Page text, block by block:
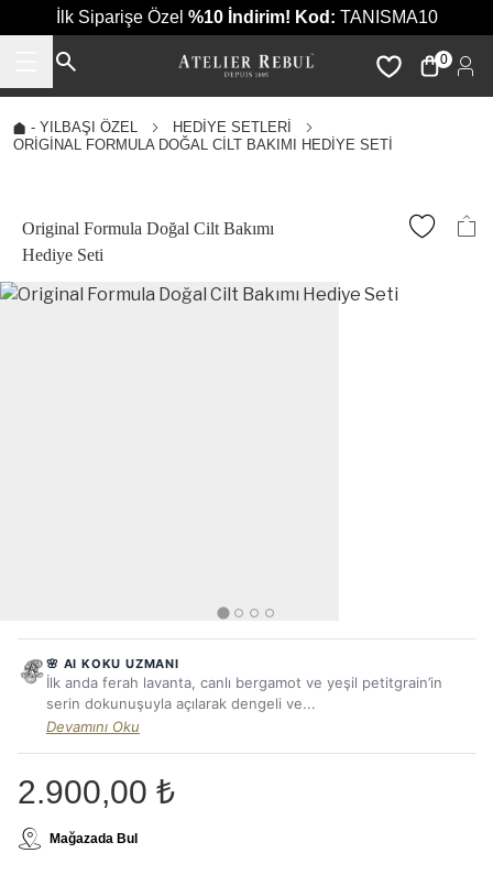
İlk Siparişe Özel %10 İndirim! Kod: TANISMA10
0
- YILBAŞI ÖZEL
HEDIYE SETLERI
ORIGINAL FORMULA DOĞAL CILT BAKIMI HEDIYE SETI
Original Formula Doğal Cilt Bakımı
Hediye Seti
🌸 AI KOKU UZMANI
İlk anda ferah lavanta, canlı bergamot ve yeşil petitgrain’in
serin dokunuşuyla açılarak dengeli ve...
Devamını Oku
2.900,00 ₺
Mağazada Bul